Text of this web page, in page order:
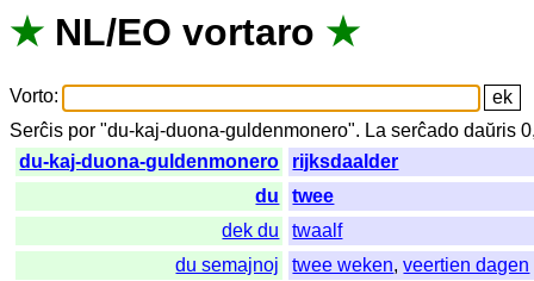
★ NL/EO vortaro ★
Vorto:
Serĉis por "du-kaj-duona-guldenmonero". La serĉado daŭris
du-kaj-duona-guldenmonero
rijksdaalder
du
twee
dek du
twaalf
du semajnoj
twee weken,veertien dagen